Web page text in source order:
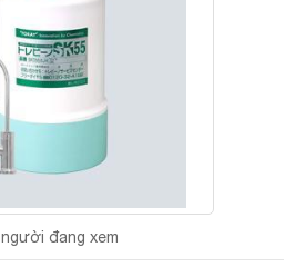
người đang xem